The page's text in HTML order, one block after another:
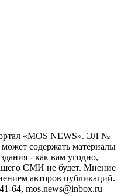
«MOS NEWS». ЭЛ №
содержать материалы
- как вам угодно,
СМИ не будет. Мнение
авторов публикаций.
64, mos.news@inbox.ru